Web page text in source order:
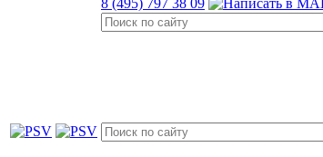
8 (495) 797 38 09